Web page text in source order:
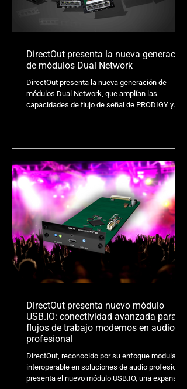
DirectOut presenta la nueva generación
de módulos Dual Network
DirectOut presenta la nueva generación de
módulos Dual Network, que amplían las
capacidades de flujo de señal de PRODIGY y
DirectOut presenta nuevo módulo
USB.IO: conectividad avanzada para
flujos de trabajo modernos en audio
profesional
DirectOut, reconocido por su enfoque modular e
interoperable en soluciones de audio profesional,
presenta el nuevo módulo USB.IO, una expansión